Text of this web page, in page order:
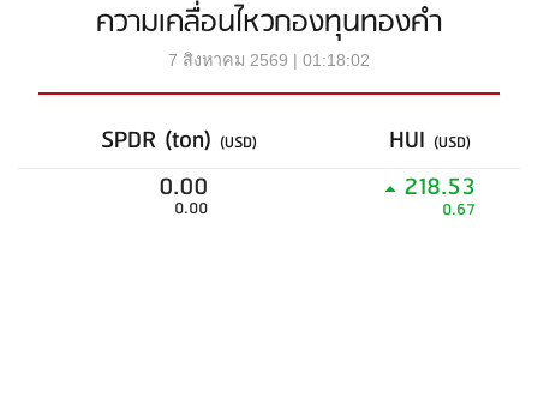
ความเคลื่อนไหวกองทุนทองคำ
7 สิงหาคม 2569 | 01:18:02
SPDR (ton) (USD) HUI (USD)
0.00
0.00
218.53
0.67